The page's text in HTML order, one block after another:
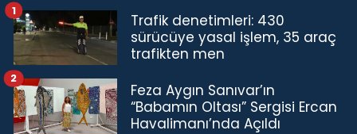
Trafik denetimleri: 430
sürücüye yasal işlem, 35 araç
trafikten men
1
Feza Aygın Sanıvar’ın
“Babamın Oltası” Sergisi Ercan
Havalimanı’nda Açıldı
2